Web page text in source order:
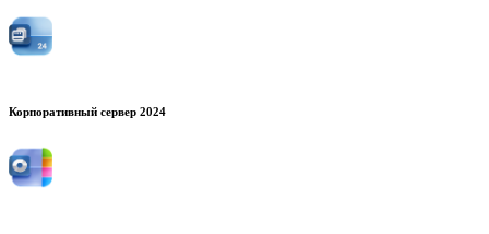
Корпоративный сервер 2024